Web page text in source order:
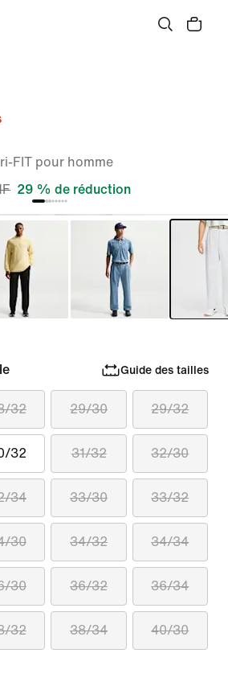
FIT pour homme
29 % de réduction
Guide des tailles
32 29/30 29/32
32 31/32 32/30
34 33/30 33/32
30 34/32 34/34
30 36/32 36/34
32 38/34 40/30